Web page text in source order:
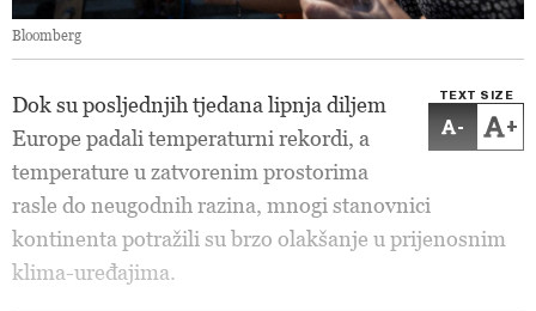
Bloomberg
TEXT SIZE
- +
Dok su posljednjih tjedana lipnja diljem
Europe padali temperaturni rekordi, a
temperature u zatvorenim prostorima
rasle do neugodnih razina, mnogi stanovnici
kontinenta potražili su brzo olakšanje u prijenosnim
klima-uređajima.